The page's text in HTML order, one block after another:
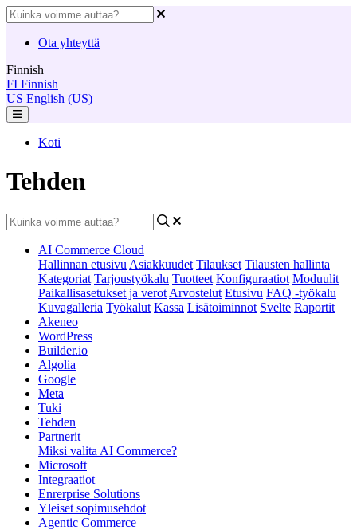
Ota yhteyttä
Finnish
FI Finnish
US English (US)
Koti
Tehden
AI Commerce Cloud
Hallinnan etusivu Asiakkuudet Tilaukset Tilausten hallinta
Kategoriat Tarjoustyökalu Tuotteet Konfiguraatiot Moduulit
Paikallisasetukset ja verot Arvostelut Etusivu FAQ -työkalu
Kuvagalleria Työkalut Kassa Lisätoiminnot Svelte Raportit
Akeneo
WordPress
Builder.io
Algolia
Google
Meta
Tuki
Tehden
Partnerit
Miksi valita AI Commerce?
Microsoft
Integraatiot
Enrerprise Solutions
Yleiset sopimusehdot
Agentic Commerce